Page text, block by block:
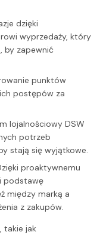
dzięki
wyprzedaży, który
by zapewnić
punktów
postępów za
lojalnościowy DSW
potrzeb
stają się wyjątkowe.
proaktywnemu
podstawę
między marką a
z zakupów.
takie jak